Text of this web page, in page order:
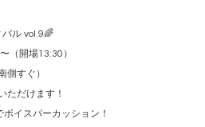
ル vol.9🌈
（開場13:30）
側すぐ）
ただけます！
イスパーカッション！